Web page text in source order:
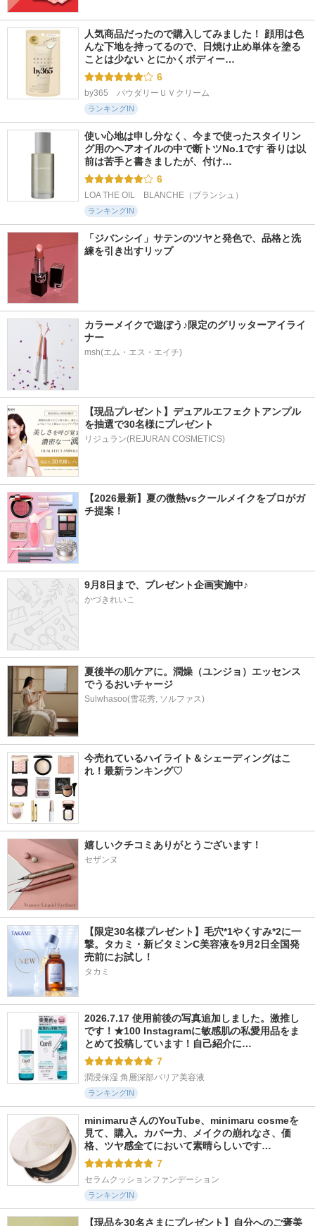
人気商品だったので購入してみました！ 顔用は色
んな下地を持ってるので、日焼け止め単体を塗る
ことは少ない とにかくボディー…
6
by365　パウダリーＵＶクリーム
ランキングIN
使い心地は申し分なく、今まで使ったスタイリン
グ用のヘアオイルの中で断トツNo.1です 香りは以
前は苦手と書きましたが、付け…
6
LOA THE OIL　BLANCHE（ブランシュ）
ランキングIN
「ジバンシイ」サテンのツヤと発色で、品格と洗
練を引き出すリップ
カラーメイクで遊ぼう♪限定のグリッターアイライ
ナー
msh(エム・エス・エイチ)
【現品プレゼント】デュアルエフェクトアンプル
を抽選で30名様にプレゼント
リジュラン(REJURAN COSMETICS)
【2026最新】夏の微熱vsクールメイクをプロがガ
チ提案！
9月8日まで、プレゼント企画実施中♪
かづきれいこ
夏後半の肌ケアに。潤燥（ユンジョ）エッセンス
でうるおいチャージ
Sulwhasoo(雪花秀, ソルファス)
今売れているハイライト＆シェーディングはこ
れ！最新ランキング♡
嬉しいクチコミありがとうございます！
セザンヌ
【限定30名様プレゼント】毛穴*1やくすみ*2に一
撃。タカミ・新ビタミンC美容液を9月2日全国発
売前にお試し！
タカミ
2026.7.17 使用前後の写真追加しました。激推し
です！★100 Instagramに敏感肌の私愛用品をま
とめて投稿しています！自己紹介に…
7
潤浸保湿 角層深部バリア美容液
ランキングIN
minimaruさんのYouTube、minimaru cosmeを
見て、購入。カバー力、メイクの崩れなさ、価
格、ツヤ感全てにおいて素晴らしいです…
7
セラムクッションファンデーション
ランキングIN
【現品を30名さまにプレゼント】自分へのご褒美